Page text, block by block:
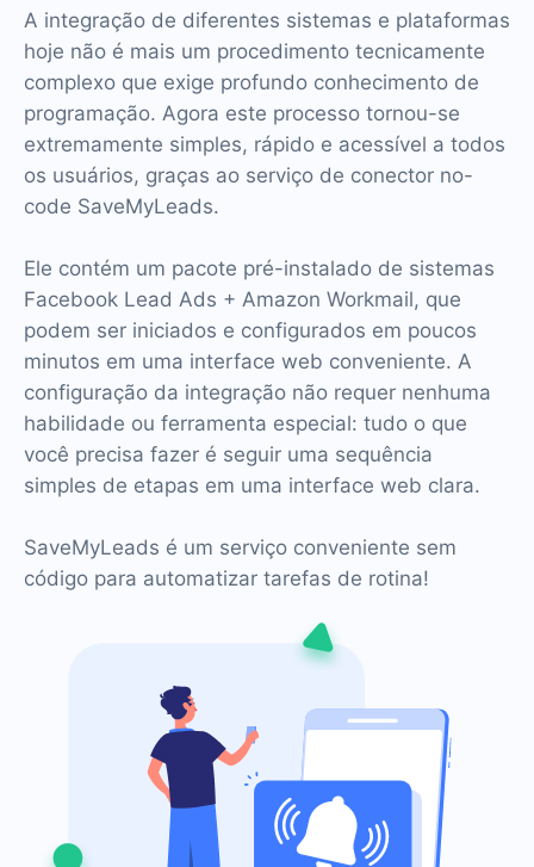
A integração de diferentes sistemas e plataformas
hoje não é mais um procedimento tecnicamente
complexo que exige profundo conhecimento de
programação. Agora este processo tornou-se
extremamente simples, rápido e acessível a todos
os usuários, graças ao serviço de conector no-
code SaveMyLeads.
Ele contém um pacote pré-instalado de sistemas
Facebook Lead Ads + Amazon Workmail, que
podem ser iniciados e configurados em poucos
minutos em uma interface web conveniente. A
configuração da integração não requer nenhuma
habilidade ou ferramenta especial: tudo o que
você precisa fazer é seguir uma sequência
simples de etapas em uma interface web clara.
SaveMyLeads é um serviço conveniente sem
código para automatizar tarefas de rotina!